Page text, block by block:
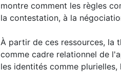
montre comment les règles
la contestation, à la
À partir de ces ressources, la
comme cadre relationnel de
les identités comme